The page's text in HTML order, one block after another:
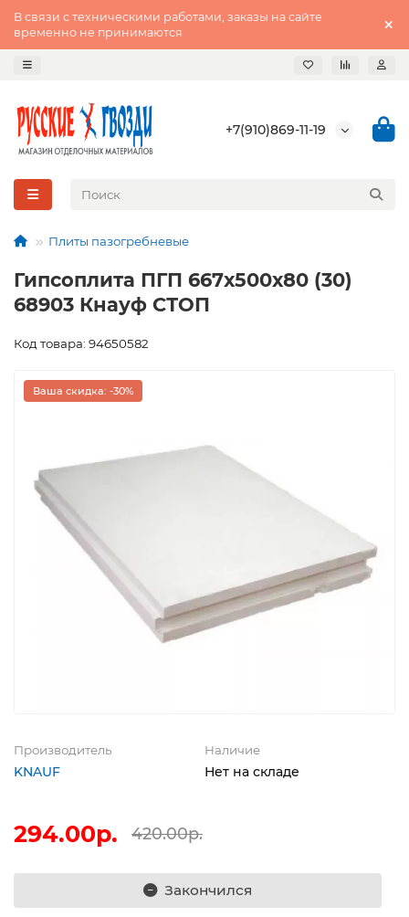
В связи с техническими работами, заказы на сайте
временно не принимаются
+7(910)869-11-19
Плиты пазогребневые
Гипсоплита ПГП 667х500х80 (30)
68903 Кнауф СТОП
Код товара: 94650582
Ваша скидка: -30%
Производитель
KNAUF
Наличие
Нет на складе
294.00р. 420.00р.
Закончился